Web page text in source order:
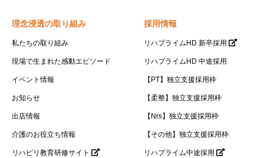
理念浸透の取り組み
私たちの取り組み
現場で生まれた感動エピソード
イベント情報
お知らせ
出店情報
介護のお役立ち情報
リハビリ教育研修サイト
採用情報
リハプライムHD 新卒採用
リハプライムHD 中途採用
【PT】独立支援採用枠
【柔整】独立支援採用枠
【Nrs】独立支援採用枠
【その他】独立支援採用枠
リハプライム中途採用